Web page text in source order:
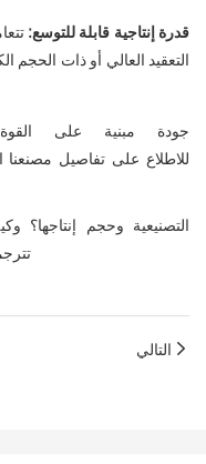
قدرة إنتاجية قابلة للتوسع:
التعقيد العالي أو ذات
جودة مبنية على
التالي